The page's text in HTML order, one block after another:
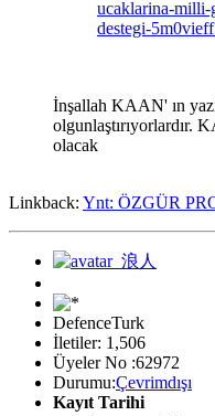
ucaklarina-milli-
destegi-
İnşallah KAAN' ın
olgunlaştırıyorlardır.
olacak
Linkback: Ynt: ÖZGÜR
DefenceTurk
İletiler: 1,506
Üyeler No :62972
Durumu:Çevrimdışı
Kayıt Tarihi